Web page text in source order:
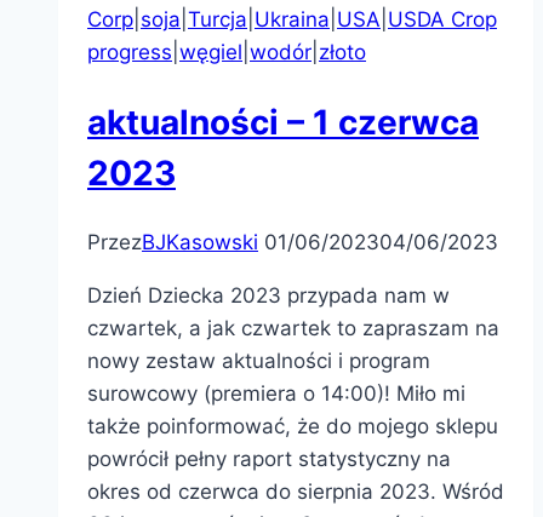
Corp soja Turcja Ukraina USA USDA Crop
progress węgiel wodór złoto
aktualności – 1 czerwca
2023
PrzezBJKasowski 01/06/202304/06/2023
Dzień Dziecka 2023 przypada nam w
czwartek, a jak czwartek to zapraszam na
nowy zestaw aktualności i program
surowcowy (premiera o 14:00)! Miło mi
także poinformować, że do mojego sklepu
powrócił pełny raport statystyczny na
okres od czerwca do sierpnia 2023. Wśród